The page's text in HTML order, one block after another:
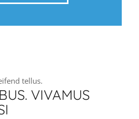
tellus.
VIVAMUS